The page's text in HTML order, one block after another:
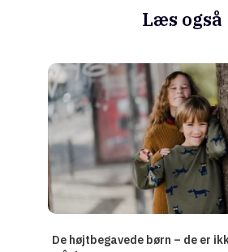
Læs også
De højtbegavede børn – de er